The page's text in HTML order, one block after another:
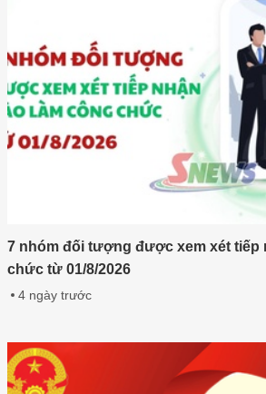
7 nhóm đối tượng được xem xét tiếp
chức từ 01/8/2026
4 ngày trước